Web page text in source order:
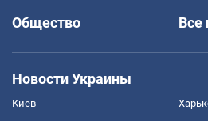
Общество
Все
Новости Украины
Киев